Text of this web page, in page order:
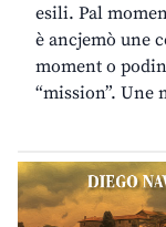
esili. Pal
è ancjemò une
moment o
“mission”. Une